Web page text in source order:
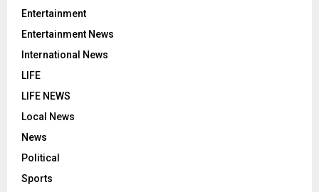
Entertainment
Entertainment News
International News
LIFE
LIFE NEWS
Local News
News
Political
Sports